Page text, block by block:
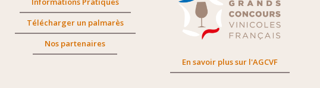
Télécharger un palmarès
Nos partenaires
En savoir plus sur l'AGCVF